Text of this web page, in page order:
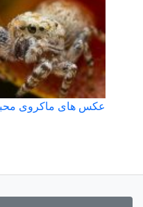
عکس های ماکروی